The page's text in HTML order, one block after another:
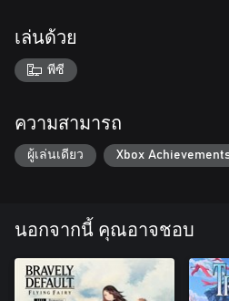
Serah clutches the weapon bestowed
sets forth into the future.
【Notes】
to the story of the original FINAL
■Contains some downloadable
game, including extra episodes,
■The bonus items originally awarded
previous games in the series will be
regardless of whether there is
เล่นด้วย
พีซี
ความสามารถ
ผู้เล่นเดียว Xbox
นอกจากนี้ คุณอาจชอบ